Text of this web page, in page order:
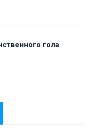
гола